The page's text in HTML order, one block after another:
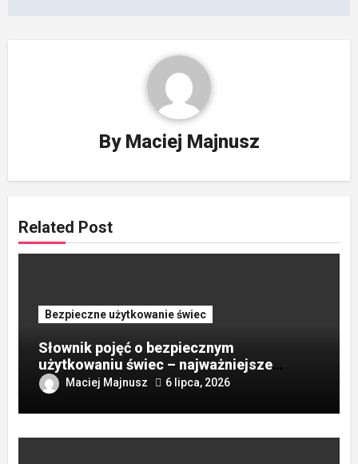
By Maciej Majnusz
Related Post
Bezpieczne użytkowanie świec
Słownik pojęć o bezpiecznym
użytkowaniu świec – najważniejsze
terminy?Maciej Majnusz 6 lipca, 2026